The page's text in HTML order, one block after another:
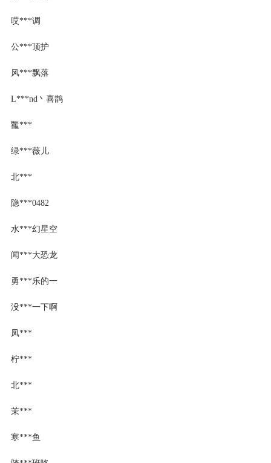
哎***调
公***顶护
风***飘落
L***nd丶喜鹊
龞***
绿***薇儿
北***
隐***0482
水***幻星空
闻***大恐龙
勇***乐的一
没***一下啊
凤***
柠***
北***
茉***
寒***鱼